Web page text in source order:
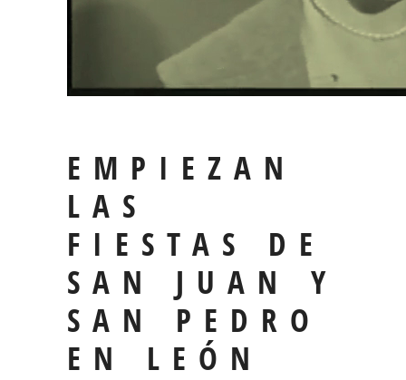
EMPIEZAN
LAS
FIESTAS DE
SAN JUAN Y
SAN PEDRO
EN LEÓN